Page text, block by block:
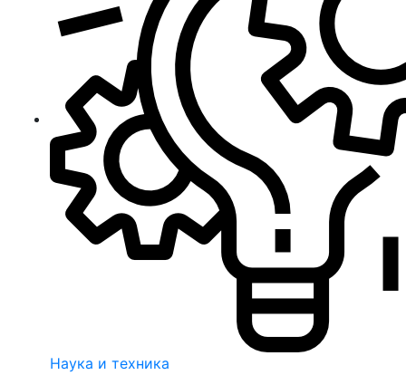
Наука и техника